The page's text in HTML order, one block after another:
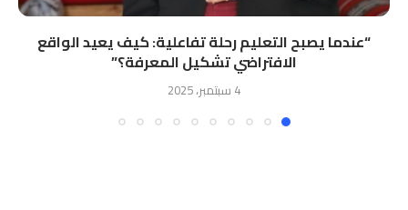
“ﻋﻨﺪﻣﺎ ﻳﺼﺒﺢ اﻟﺘﻌﻠﻴﻢ رﺣﻠﺔ ﺗﻔﺎﻋﻠﻴﺔ: ﻛﻴﻒ ﻳﻌﻴﺪ اﻟﻮاﻗﻊ
اﻻﻓﺘﺮاﺿﻲ ﺗﺸﻜﻴﻞ اﻟﻤﻌﺮﻓﺔ؟”
4 سبتمبر، 2025